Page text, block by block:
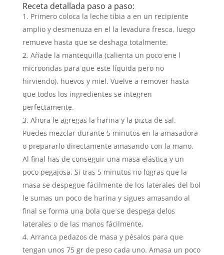
Receta detallada paso a paso:
Primero coloca la leche tibia a en un recipiente
amplio y desmenuza en el la levadura fresca, luego
remueve hasta que se deshaga totalmente.
Añade la mantequilla (calienta un poco ene l
microondas para que este líquida pero no
hirviendo), huevos y miel. Vuelve a remover hasta
que todos los ingredientes se integren
perfectamente.
Ahora le agregas la harina y la pizca de sal.
Puedes mezclar durante 5 minutos en la amasadora
o prepararlo directamente amasando con la mano.
Al final has de conseguir una masa elástica y un
poco pegajosa. Si tras 5 minutos no logras que la
masa se despegue fácilmente de los laterales del bol
le sumas un poco de harina y sigues amasando al
final se forma una bola que se despega delos
laterales o de las manos fácilmente.
Arranca pedazos de masa y pésalos para que
tengan unos 75 gr de peso cada uno. Amasa un poco